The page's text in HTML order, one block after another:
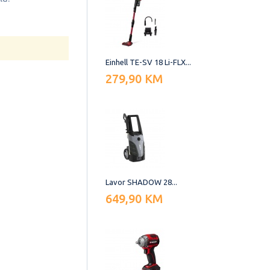
Einhell TE-SV 18 Li-FLX...
279,90 KM
Lavor SHADOW 28...
649,90 KM